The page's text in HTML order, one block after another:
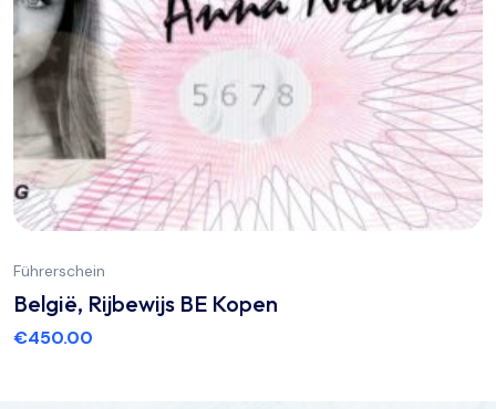
Führerschein
België, Rijbewijs BE Kopen
€450.00